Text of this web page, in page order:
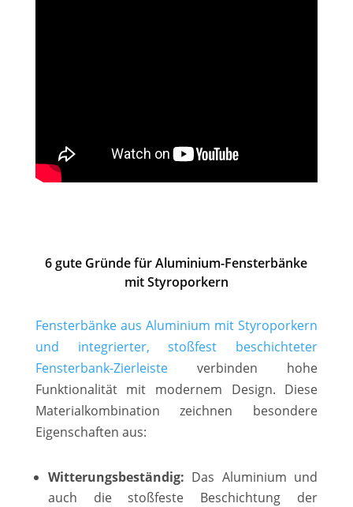
6 gute Gründe für Aluminium-Fensterbänke
mit Styroporkern
Fensterbänke aus Aluminium mit Styroporkern
und integrierter, stoßfest beschichteter
Fensterbank-Zierleisteverbinden hohe
Funktionalität mit modernem Design. Diese
Materialkombination zeichnen besondere
Eigenschaften aus:
Witterungsbeständig: Das Aluminium und
auch die stoßfeste Beschichtung der